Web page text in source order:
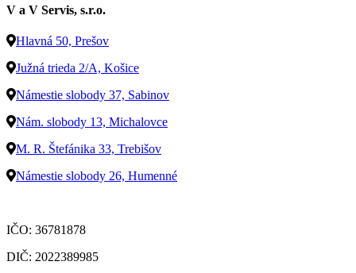
V a V Servis, s.r.o.
Hlavná 50, Prešov
Južná trieda 2/A, Košice
Námestie slobody 37, Sabinov
Nám. slobody 13, Michalovce
M. R. Štefánika 33, Trebišov
Námestie slobody 26, Humenné
IČO: 36781878
DIČ: 2022389985